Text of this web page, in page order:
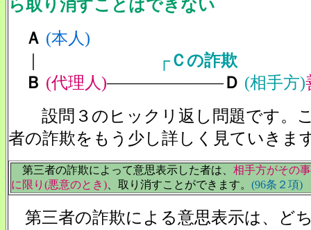
ら取り消すことはできない
Ａ (本人)
┌Ｃの詐欺
Ｂ (代理人)―――――――Ｄ (相手方)
設問３のヒックリ返し問題です。
者の詐欺をもう少し詳しく見ていきま
第三者の詐欺によって意思表示した者は、 相手方がその
に限り(悪意のとき) 、取り消すことができます。 (96条２項)
第三者の詐欺による意思表示は、ど